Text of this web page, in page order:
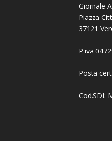
Giornale
Piazza
37121
P.iva
Posta
Cod.SDI: